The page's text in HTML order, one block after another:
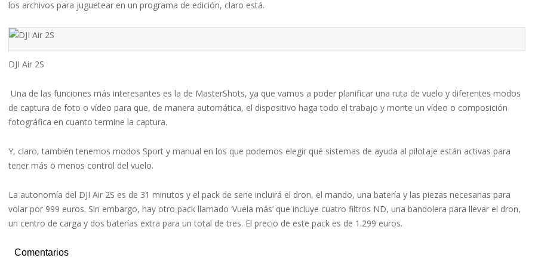
los archivos para juguetear en un programa de edición, claro está.
DJI Air 2S
Una de las funciones más interesantes es la de MasterShots, ya que vamos a poder planificar una ruta de vuelo y diferentes modos
de captura de foto o vídeo para que, de manera automática, el dispositivo haga todo el trabajo y monte un vídeo o composición
fotográfica en cuanto termine la captura.
Y, claro, también tenemos modos Sport y manual en los que podemos elegir qué sistemas de ayuda al pilotaje están activas para
tener más o menos control del vuelo.
La autonomía del DJI Air 2S es de 31 minutos y el pack de serie incluirá el dron, el mando, una batería y las piezas necesarias para
volar por 999 euros. Sin embargo, hay otro pack llamado ‘Vuela más’ que incluye cuatro filtros ND, una bandolera para llevar el dron,
un centro de carga y dos baterías extra para un total de tres. El precio de este pack es de 1.299 euros.
Comentarios